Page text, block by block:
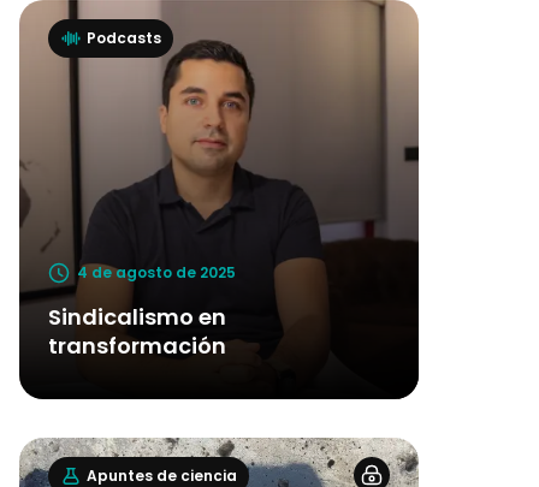
Podcasts
4 de agosto de 2025
Sindicalismo en
transformación
Apuntes de ciencia